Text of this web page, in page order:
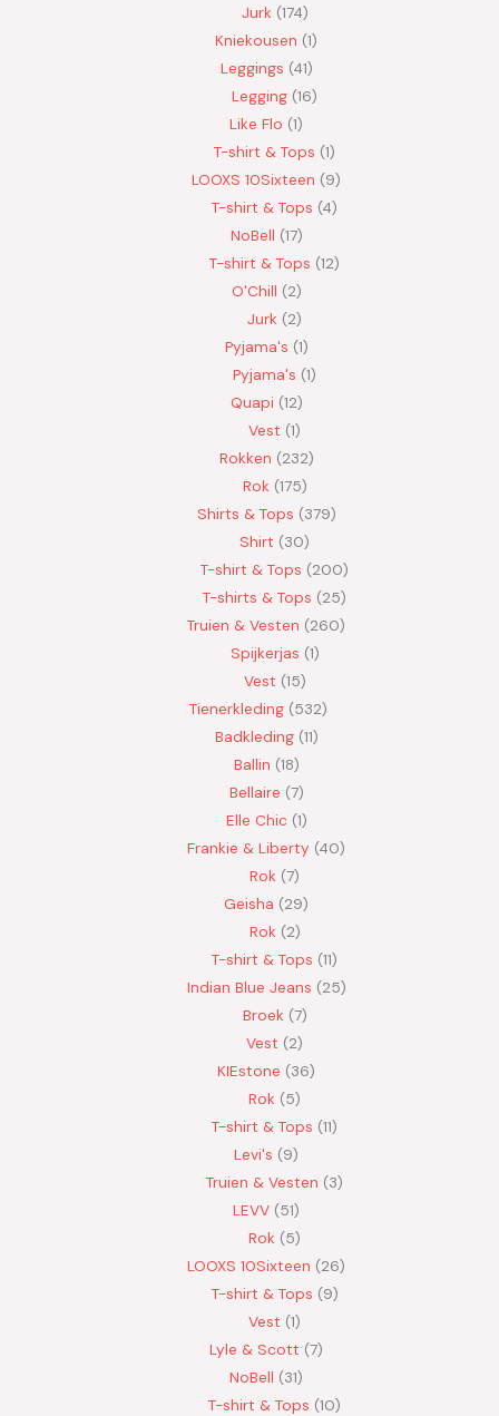
Jurk 174
Kniekousen 1
Leggings 41
Legging 16
Like Flo 1
T-shirt & Tops 1
LOOXS 10Sixteen
9
T-shirt & Tops 4
NoBell 17
T-shirt & Tops 12
O'Chill 2
Jurk 2
Pyjama's 1
Pyjama's 1
Quapi 12
Vest 1
Rokken 232
Rok 175
Shirts & Tops 379
Shirt
30
T-shirt & Tops
200
T-shirts & Tops
25
Truien & Vesten
260
Spijkerjas 1
Vest 15
Tienerkleding 532
Badkleding 11
Ballin 18
Bellaire 7
Elle Chic 1
Frankie & Liberty 40
Rok 7
Geisha
29
Rok 2
T-shirt & Tops 11
Indian Blue Jeans 25
Broek 7
Vest
2
KIEstone
36
Rok 5
T-shirt & Tops 11
Levi's
9
Truien & Vesten
3
LEVV 51
Rok 5
LOOXS 10Sixteen
26
T-shirt & Tops 9
Vest 1
Lyle & Scott 7
NoBell
31
T-shirt & Tops 10